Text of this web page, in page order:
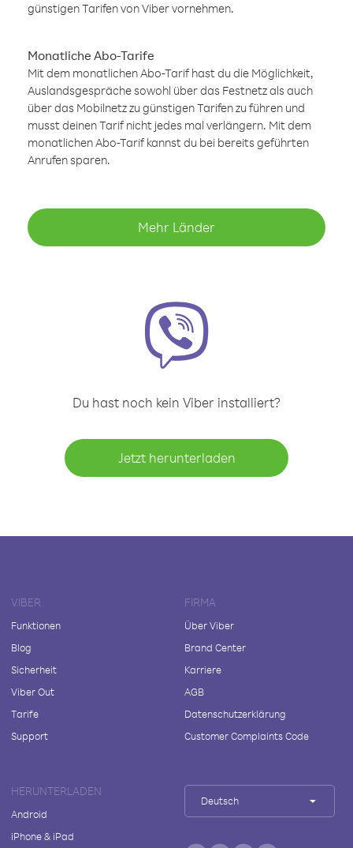
günstigen Tarifen von Viber vornehmen.
Monatliche Abo-Tarife
Mit dem monatlichen Abo-Tarif hast du die Möglichkeit,
Auslandsgespräche sowohl über das Festnetz als auch
über das Mobilnetz zu günstigen Tarifen zu führen und
musst deinen Tarif nicht jedes mal verlängern. Mit dem
monatlichen Abo-Tarif kannst du bei bereits geführten
Anrufen sparen.
Mehr Länder
Du hast noch kein Viber installiert?
Jetzt herunterladen
VIBER
Funktionen
Blog
Sicherheit
Viber Out
Tarife
Support
FIRMA
Über Viber
Brand Center
Karriere
AGB
Datenschutzerklärung
Customer Complaints Code
HERUNTERLADEN
Android
iPhone & iPad
Deutsch